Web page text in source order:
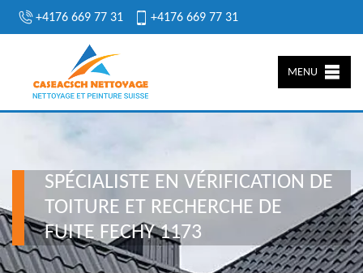
+4176 669 77 31 +4176 669 77 31
MENU
SPÉCIALISTE EN VÉRIFICATION DE
TOITURE ET RECHERCHE DE
FUITE FECHY 1173